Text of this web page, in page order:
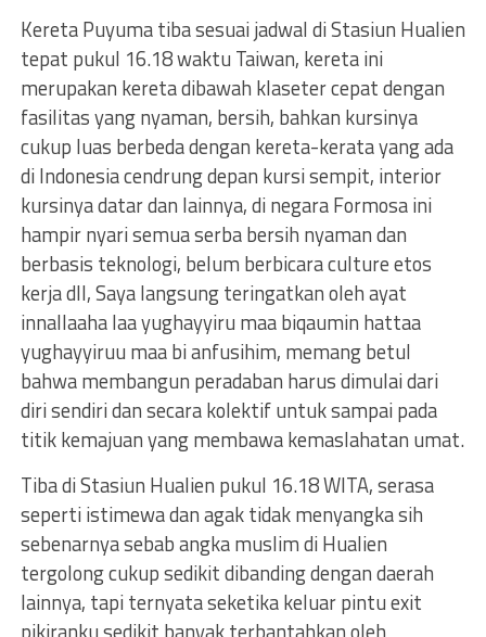
Kereta Puyuma tiba sesuai jadwal di Stasiun Hualien
tepat pukul 16.18 waktu Taiwan, kereta ini
merupakan kereta dibawah klaseter cepat dengan
fasilitas yang nyaman, bersih, bahkan kursinya
cukup luas berbeda dengan kereta-kerata yang ada
di Indonesia cendrung depan kursi sempit, interior
kursinya datar dan lainnya, di negara Formosa ini
hampir nyari semua serba bersih nyaman dan
berbasis teknologi, belum berbicara culture etos
kerja dll, Saya langsung teringatkan oleh ayat
innallaaha laa yughayyiru maa biqaumin hattaa
yughayyiruu maa bi anfusihim, memang betul
bahwa membangun peradaban harus dimulai dari
diri sendiri dan secara kolektif untuk sampai pada
titik kemajuan yang membawa kemaslahatan umat.
Tiba di Stasiun Hualien pukul 16.18 WITA, serasa
seperti istimewa dan agak tidak menyangka sih
sebenarnya sebab angka muslim di Hualien
tergolong cukup sedikit dibanding dengan daerah
lainnya, tapi ternyata seketika keluar pintu exit